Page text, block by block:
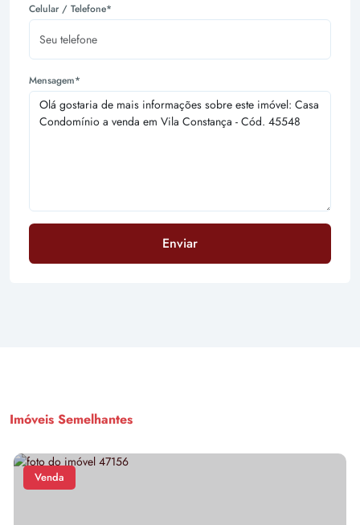
Celular / Telefone*
Mensagem*
Enviar
Imóveis Semelhantes
Venda